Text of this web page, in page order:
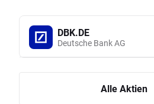
DBK.DE
Deutsche Bank AG
Alle Aktien